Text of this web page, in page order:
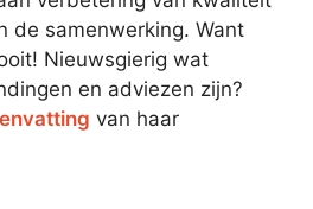
de samenwerking. Want
Nieuwsgierig wat
en adviezen zijn?
van haar